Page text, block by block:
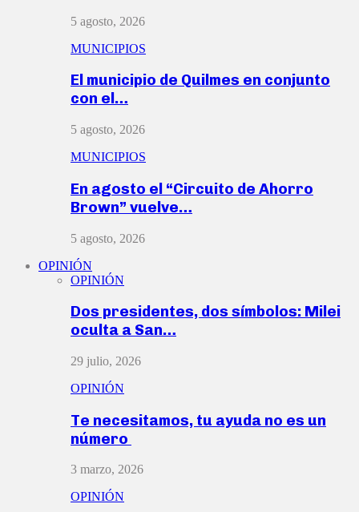
5 agosto, 2026
MUNICIPIOS
El municipio de Quilmes en conjunto
con el…
5 agosto, 2026
MUNICIPIOS
En agosto el “Circuito de Ahorro
Brown” vuelve…
5 agosto, 2026
OPINIÓN
OPINIÓN
Dos presidentes, dos símbolos: Milei
oculta a San…
29 julio, 2026
OPINIÓN
Te necesitamos, tu ayuda no es un
número
3 marzo, 2026
OPINIÓN